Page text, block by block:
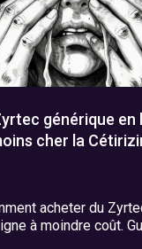
générique en
cher la
acheter du
à moindre coût.